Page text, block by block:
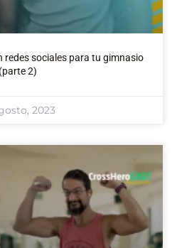
redes sociales para tu gimnasio
(parte 2)
2023